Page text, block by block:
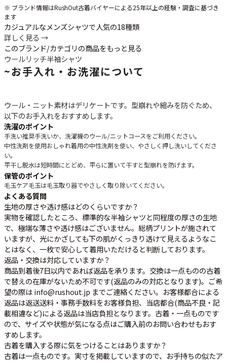
※ ブランド情報はRushOut古着バイヤーによる25年以上の経験・調査に基づき
ます
カジュアルなメンズシャツで人気の18種類
詳しく見る →
このブランド/カテゴリの商品をもっと見る
ウールリッチ半袖シャツ
~お手入れ・お洗濯について
ウール・ニット素材はデリケートです。型崩れや縮みを防ぐため、
以下のお手入れをおすすめします。
洗濯のポイント
手洗い推奨手洗いか、洗濯機のウール/ニットコースをご利用ください。
中性洗剤を使用おしゃれ着用の中性洗剤を使い、やさしく押し洗いしてくださ
い。
平干し脱水は短時間にとどめ、平らに置いて干すと型崩れを防げます。
保管のポイント
毛玉ケア毛玉は毛玉取り器でやさしく取り除いてください。
よくある質問
生地の厚さや透け感はどのくらいですか？
実物を確認したところ、標準的な半袖シャツと同程度の厚さの生地
で、極端な薄さや透け感はございません。総柄プリントが施されて
いますが、光にかざしても下の肌がくっきり透けて見えるようなこ
とはなく、一枚で安心して着用いただけると判断しております。
返品・交換は対応していますか？
商品到着後7日以内であれば返品を承ります。交換は一点ものの古着
で替えの在庫がないため不可です(返品のみの対応となります)。ご希
望の際は info@rushout.jp までご連絡ください。お客様都合による
返品は返送送料・事務手数料をお客様負担、当店都合(商品不良・記
載相違など)による返品は当店負担となります。古着・一点ものです
ので、サイズや状態が気になる点はご購入前のお問い合わせもおす
すめします。
古着を購入する際に気をつけることはありますか？
古着は一点ものです。実寸を掲載していますので、お手持ちの似たア